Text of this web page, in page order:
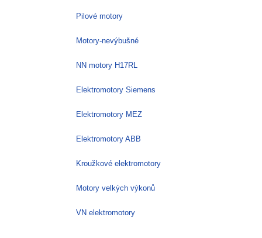
Pilové motory
Motory-nevýbušné
NN motory H17RL
Elektromotory Siemens
Elektromotory MEZ
Elektromotory ABB
Kroužkové elektromotory
Motory velkých výkonů
VN elektromotory